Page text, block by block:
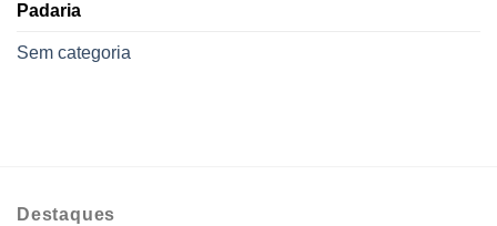
Padaria
Sem categoria
Destaques